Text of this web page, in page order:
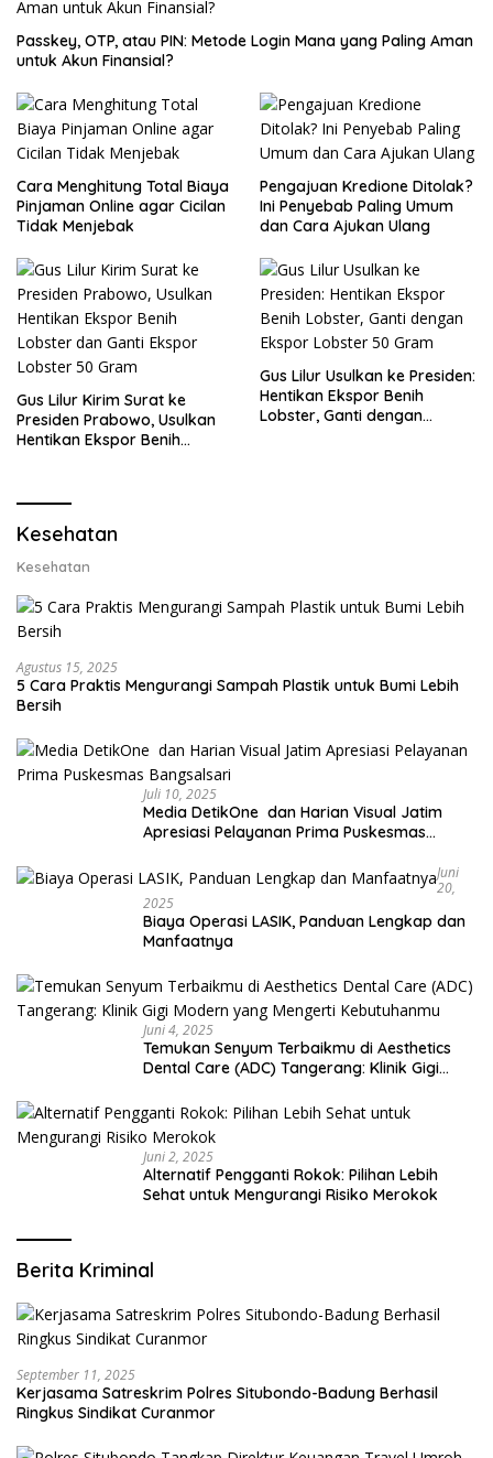
Passkey, OTP, atau PIN: Metode Login Mana yang Paling Aman
untuk Akun Finansial?
Cara Menghitung Total Biaya
Pinjaman Online agar Cicilan
Tidak Menjebak
Pengajuan Kredione Ditolak?
Ini Penyebab Paling Umum
dan Cara Ajukan Ulang
Gus Lilur Kirim Surat ke
Presiden Prabowo, Usulkan
Hentikan Ekspor Benih
Gus Lilur Usulkan ke Presiden:
Hentikan Ekspor Benih
Lobster, Ganti dengan
Kesehatan
Kesehatan
Agustus 15, 2025
5 Cara Praktis Mengurangi Sampah Plastik untuk Bumi Lebih
Bersih
Juli 10, 2025
Media DetikOne dan Harian Visual Jatim
Apresiasi Pelayanan Prima Puskesmas
Juni
20,
2025
Biaya Operasi LASIK, Panduan Lengkap dan
Manfaatnya
Juni 4, 2025
Temukan Senyum Terbaikmu di Aesthetics
Dental Care (ADC) Tangerang: Klinik Gigi
Juni 2, 2025
Alternatif Pengganti Rokok: Pilihan Lebih
Sehat untuk Mengurangi Risiko Merokok
Berita Kriminal
September 11, 2025
Kerjasama Satreskrim Polres Situbondo-Badung Berhasil
Ringkus Sindikat Curanmor